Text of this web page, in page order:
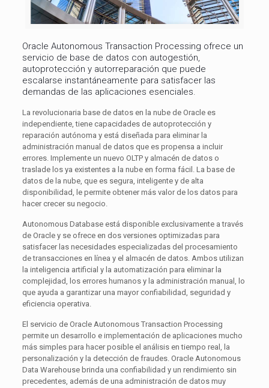
Oracle Autonomous Transaction Processing ofrece un
servicio de base de datos con autogestión,
autoprotección y autorreparación que puede
escalarse instantáneamente para satisfacer las
demandas de las aplicaciones esenciales.
La revolucionaria base de datos en la nube de Oracle es
independiente, tiene capacidades de autoprotección y
reparación autónoma y está diseñada para eliminar la
administración manual de datos que es propensa a incluir
errores. Implemente un nuevo OLTP y almacén de datos o
traslade los ya existentes a la nube en forma fácil. La base de
datos de la nube, que es segura, inteligente y de alta
disponibilidad, le permite obtener más valor de los datos para
hacer crecer su negocio.
Autonomous Database está disponible exclusivamente a través
de Oracle y se ofrece en dos versiones optimizadas para
satisfacer las necesidades especializadas del procesamiento
de transacciones en línea y el almacén de datos. Ambos utilizan
la inteligencia artificial y la automatización para eliminar la
complejidad, los errores humanos y la administración manual, lo
que ayuda a garantizar una mayor confiabilidad, seguridad y
eficiencia operativa.
El servicio de Oracle Autonomous Transaction Processing
permite un desarrollo e implementación de aplicaciones mucho
más simples para hacer posible el análisis en tiempo real, la
personalización y la detección de fraudes. Oracle Autonomous
Data Warehouse brinda una confiabilidad y un rendimiento sin
precedentes, además de una administración de datos muy